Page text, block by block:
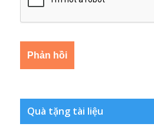
Quà tặng tài liệu